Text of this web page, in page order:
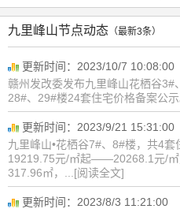
九里峰山节点动态 （最新3条）
更新时间：2023/10/7 10:08:00
赣州发改委发布九里峰山花栖谷3#
28#、29#楼24套住宅价格备案公
更新时间：2023/9/21 15:31:00
九里峰山•花栖谷7#、8#楼，共4
19219.75元/㎡起——20268.1元/㎡
317.96㎡，...[阅读全文]
更新时间：2023/8/3 11:21:00